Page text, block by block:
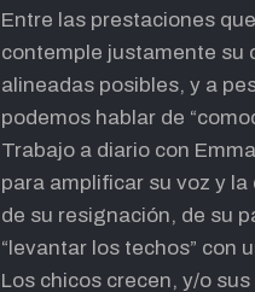
Entre las prestaciones
contemple justamente su
alineadas posibles, y a
podemos hablar de
Trabajo a diario con
para amplificar su voz y
de su resignación, de su
“levantar los techos” con
Los chicos crecen, y/o